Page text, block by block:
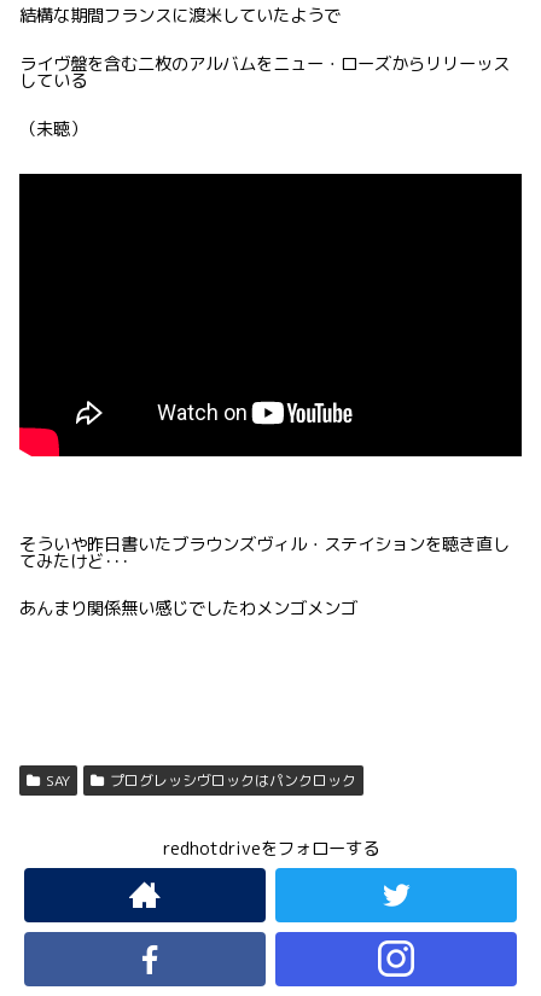
結構な期間フランスに渡米していたようで
ライヴ盤を含む二枚のアルバムをニュー・ローズからリリーッス
している
（未聴）
そういや昨日書いたブラウンズヴィル・ステイションを聴き直し
てみたけど･･･
あんまり関係無い感じでしたわメンゴメンゴ
SAY プログレッシヴロックはパンクロック
redhotdriveをフォローする